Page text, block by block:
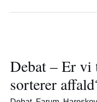
Debat – Er
sorterer
Er
vi
til
grin,